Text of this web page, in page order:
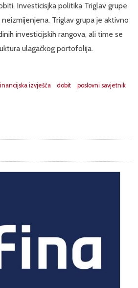
Investicisjka politika Triglav grupe
Triglav grupa je aktivno
investicijskih rangova, ali time se
ulagačkog portofolija.
izvješća dobit poslovni savjetnik